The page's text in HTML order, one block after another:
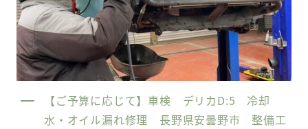
【ご予算に応じて】車検 デリカD:5 冷却
水・オイル漏れ修理 長野県安曇野市 整備工